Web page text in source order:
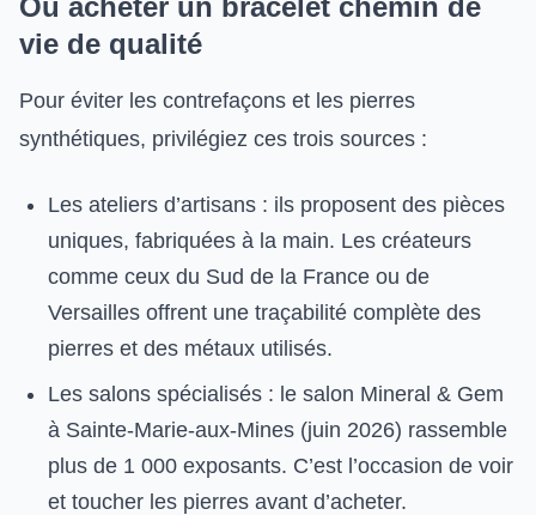
Où acheter un bracelet chemin de
vie de qualité
Pour éviter les contrefaçons et les pierres
synthétiques, privilégiez ces trois sources :
Les ateliers d’artisans : ils proposent des pièces
uniques, fabriquées à la main. Les créateurs
comme ceux du Sud de la France ou de
Versailles offrent une traçabilité complète des
pierres et des métaux utilisés.
Les salons spécialisés : le salon Mineral & Gem
à Sainte-Marie-aux-Mines (juin 2026) rassemble
plus de 1 000 exposants. C’est l’occasion de voir
et toucher les pierres avant d’acheter.